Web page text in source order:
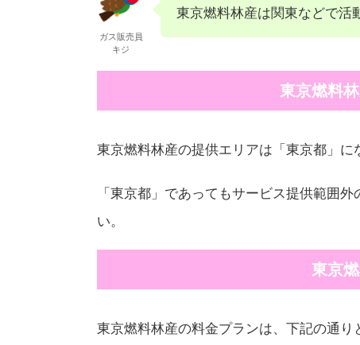
ガス販売員
キジ
東京燃料林産は関東などで活
東京燃料
東京燃料林産の提供エリアは「東京都」に
「東京都」であってもサービス提供範囲
い。
東京
東京燃料林産の料金プランは、下記の通り